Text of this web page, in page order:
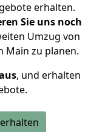
erhalten.
Sie uns noch
Umzug von
Main zu planen.
, und erhalten